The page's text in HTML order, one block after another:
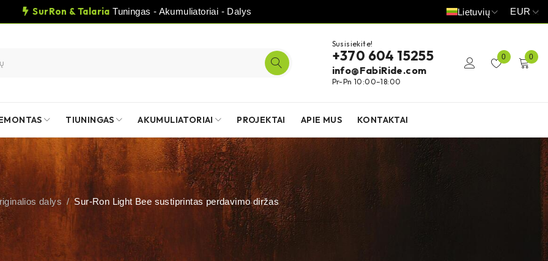
SurRon & Talaria Tuningas - Akumuliatoriai - Dalys Lietuvių EUR
Susisiekite!
+370 604 15255
info@FabiRide.com
Pr-Pn 10:00–18:00
0 0
TIUNINGAS AKUMULIATORIAI PROJEKTAI APIE MUS KONTAKTAI
dalys / Sur-Ron Light Bee sustiprintas perdavimo diržas